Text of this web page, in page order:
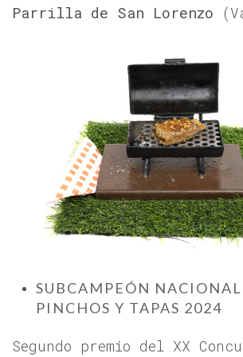
Parrilla de San Lorenzo
SUBCAMPEÓN
PINCHOS Y TAPAS 2024
Segundo premio del XX